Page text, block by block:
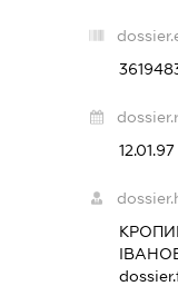
12.01.97